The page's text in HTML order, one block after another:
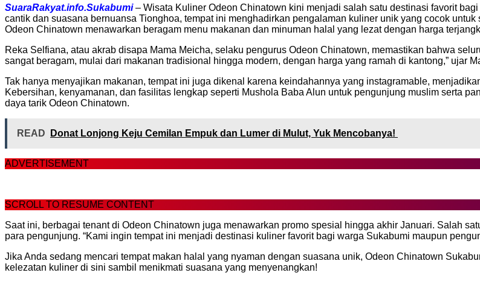
SuaraRakyat.info.Sukabumi – Wisata Kuliner Odeon Chinatown kini menjadi salah satu destinasi favorit
cantik dan suasana bernuansa Tionghoa, tempat ini menghadirkan pengalaman kuliner unik yang cocok
Odeon Chinatown menawarkan beragam menu makanan dan minuman halal yang lezat dengan harga
Reka Selfiana, atau akrab disapa Mama Meicha, selaku pengurus Odeon Chinatown, memastikan bahwa
sangat beragam, mulai dari makanan tradisional hingga modern, dengan harga yang ramah di kantong,” ujar
Tak hanya menyajikan makanan, tempat ini juga dikenal karena keindahannya yang instagramable,
Kebersihan, kenyamanan, dan fasilitas lengkap seperti Mushola Baba Alun untuk pengunjung muslim serta
daya tarik Odeon Chinatown.
READ Donat Lonjong Keju Cemilan Empuk dan Lumer di Mulut, Yuk Mencobanya!
ADVERTISEMENT
SCROLL TO RESUME CONTENT
Saat ini, berbagai tenant di Odeon Chinatown juga menawarkan promo spesial hingga akhir Januari. Salah
para pengunjung. “Kami ingin tempat ini menjadi destinasi kuliner favorit bagi warga Sukabumi maupun
Jika Anda sedang mencari tempat makan halal yang nyaman dengan suasana unik, Odeon Chinatown
kelezatan kuliner di sini sambil menikmati suasana yang menyenangkan!